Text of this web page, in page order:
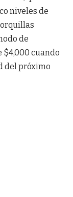
niveles de
de
$4,000 cuando
del próximo